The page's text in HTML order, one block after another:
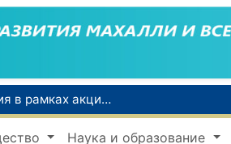
По всей республике продолжаются мероприятия в рамках акции «Актуальные 40 дней»
Оказавшийся в сложной ситуации в Германии соотечественник возвращен в Узбекистан
Наука и образование